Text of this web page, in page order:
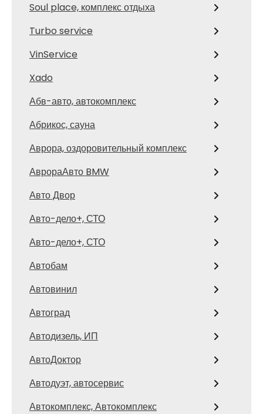
Soul place, комплекс отдыха
Turbo service
VinService
Xado
Абв-авто, автокомплекс
Абрикос, сауна
Аврора, оздоровительный комплекс
АврораАвто BMW
Авто Двор
Авто-дело+, СТО
Авто-дело+, СТО
Автобам
Автовинил
Автоград
Автодизель, ИП
АвтоДоктор
Автодуэт, автосервис
Автокомплекс, Автокомплекс